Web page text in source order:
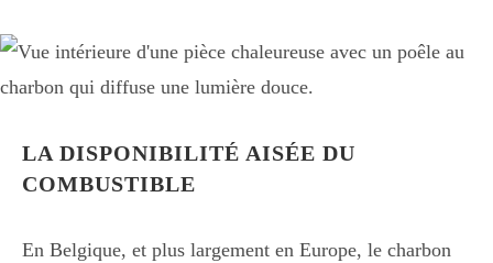
LA DISPONIBILITÉ AISÉE DU
COMBUSTIBLE
En Belgique, et plus largement en Europe, le charbon